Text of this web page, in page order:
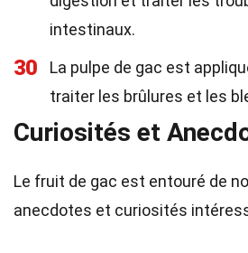
intestinaux.
30
La pulpe de gac est
traiter les brûlures et les
Curiosités et
Le fruit de gac est entouré de
anecdotes et curiosités